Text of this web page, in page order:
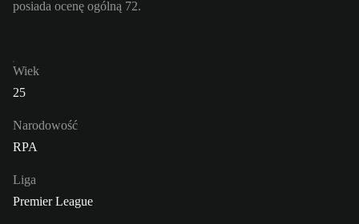
posiada ocenę ogólną 72.
Wiek
25
Narodowość
RPA
Liga
Premier League